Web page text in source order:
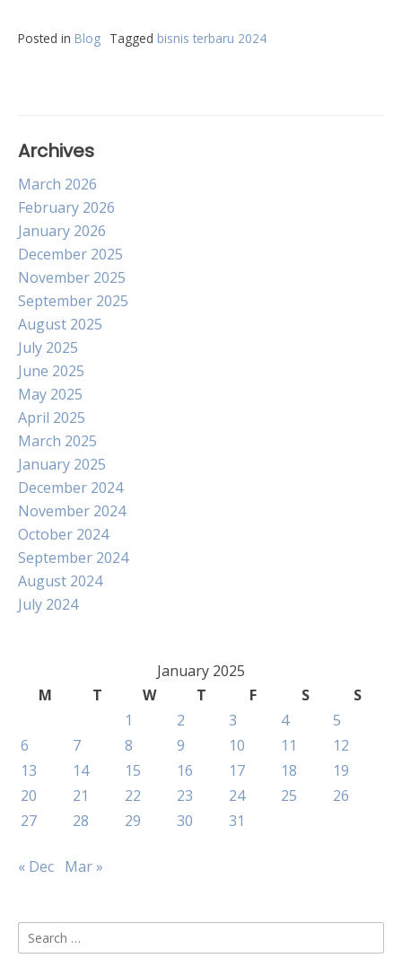
Posted in Blog Tagged bisnis terbaru 2024
Archives
March 2026
February 2026
January 2026
December 2025
November 2025
September 2025
August 2025
July 2025
June 2025
May 2025
April 2025
March 2025
January 2025
December 2024
November 2024
October 2024
September 2024
August 2024
July 2024
January 2025
M
T W T F S
S
1
2 3 4
5
6
7 8 9 10 11
12
13
14 15 16 17 18
19
20
21 22 23 24 25
26
27
28 29 30 31
« Dec Mar »
Search
for: